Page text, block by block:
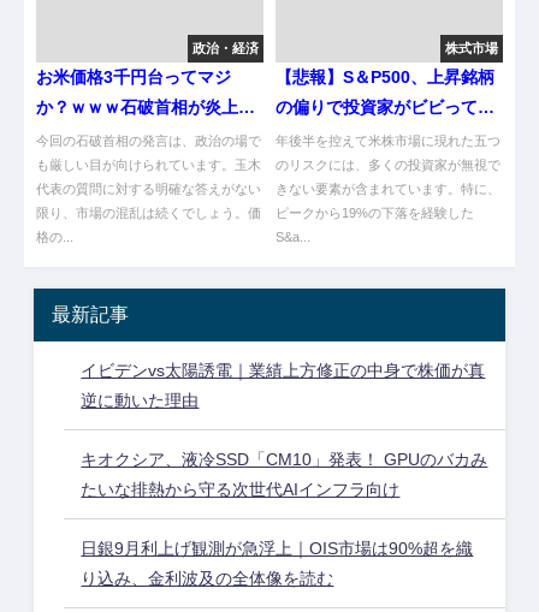
政治・経済
お米価格3千円台ってマジ
か？ｗｗｗ石破首相が炎上中
ｗｗ
今回の石破首相の発言は、政治の場で
も厳しい目が向けられています。玉木
代表の質問に対する明確な答えがない
限り、市場の混乱は続くでしょう。価
格の...
株式市場
【悲報】S＆P500、上昇銘柄
の偏りで投資家がビビってる
件…
年後半を控えて米株市場に現れた五つ
のリスクには、多くの投資家が無視で
きない要素が含まれています。特に、
ピークから19%の下落を経験した
S&a...
最新記事
イビデンvs太陽誘電｜業績上方修正の中身で株価が真
逆に動いた理由
キオクシア、液冷SSD「CM10」発表！ GPUのバカみ
たいな排熱から守る次世代AIインフラ向け
日銀9月利上げ観測が急浮上｜OIS市場は90%超を織
り込み、金利波及の全体像を読む